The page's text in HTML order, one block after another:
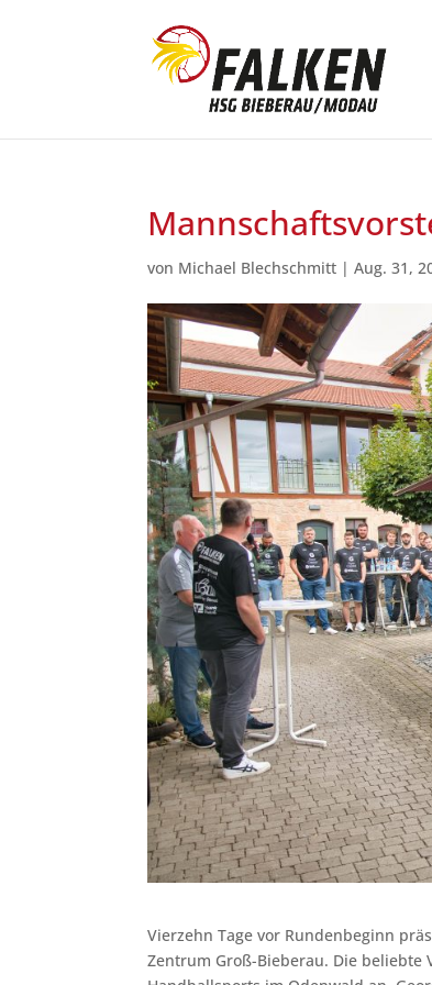
von Michael Blechschmitt |Aug. 31,
Vierzehn Tage vor Rundenbeginn
Zentrum Groß-Bieberau. Die beliebte